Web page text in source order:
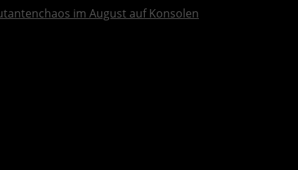
im August auf Konsolen